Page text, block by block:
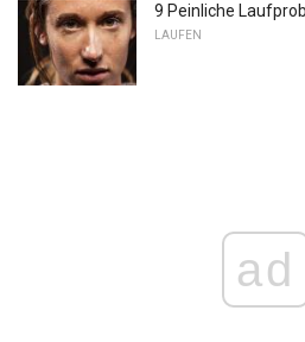
9 Peinliche
LAUFEN
ad